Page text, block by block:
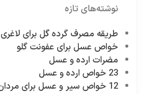
نوشته‌های تازه
طریقه مصرف گرده گل برای لاغری
خواص عسل برای عفونت گلو
مضرات ارده و عسل
23 خواص ارده و عسل
12 خواص سیر و عسل برای مردان